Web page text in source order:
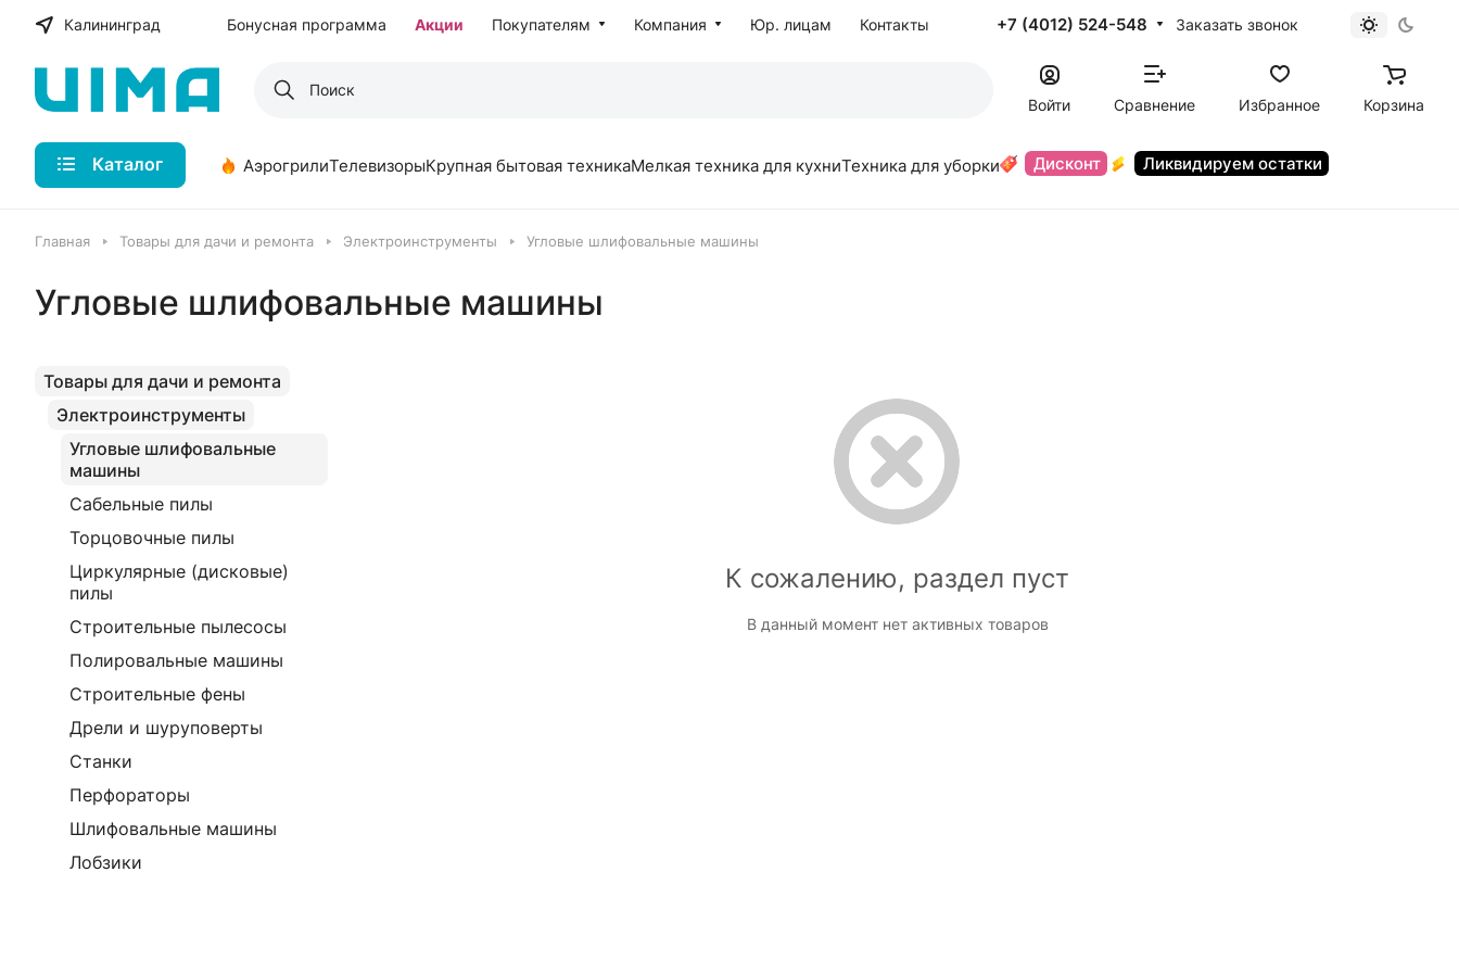
Калининград Бонусная программа Акции Покупателям Компания Юр. лицам Контакты +7 (4012) 524-548 Заказать звонок
Войти Сравнение Избранное Корзина
Каталог АэрогрилиТелевизорыКрупная бытовая техникаМелкая техника для кухниТехника для уборки Дисконт Ликвидируем остатки
Главная Товары для дачи и ремонта Электроинструменты Угловые шлифовальные машины
Угловые шлифовальные машины
К сожалению, раздел пуст
В данный момент нет активных товаров
Товары для дачи и ремонта
Электроинструменты
Угловые шлифовальные
машины
Сабельные пилы
Торцовочные пилы
Циркулярные (дисковые)
пилы
Строительные пылесосы
Полировальные машины
Строительные фены
Дрели и шуруповерты
Станки
Перфораторы
Шлифовальные машины
Лобзики